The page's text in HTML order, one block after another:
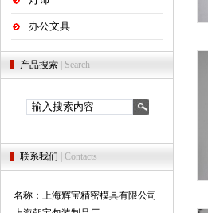
办公文具
产品搜索 | Search
联系我们 | Contacts
名称：上海辉宝精密模具有限公司